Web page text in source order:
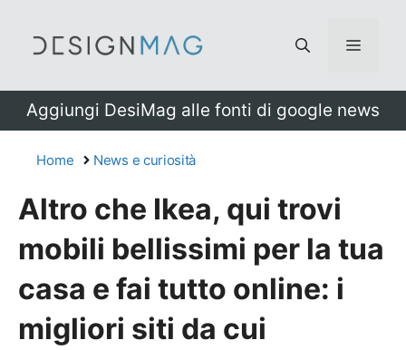
Menu
Aggiungi DesiMag alle fonti di google news
Home News e curiosità
Altro che Ikea, qui trovi
mobili bellissimi per la tua
casa e fai tutto online: i
migliori siti da cui